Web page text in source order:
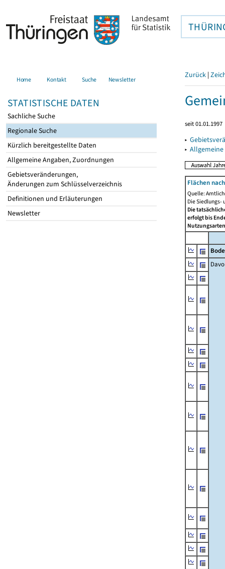
Home Kontakt Suche Newsletter
STATISTISCHE DATEN
Sachliche Suche
Regionale Suche
Kürzlich bereitgestellte Daten
Allgemeine Angaben, Zuordnungen
Gebietsveränderungen,
Änderungen zum Schlüsselverzeichnis
Definitionen und Erläuterungen
Newsletter
Zurück |
seit 01.01.1997
▸
▸
Flächen
Quelle:
Die Siedlungs-
Die
erfolgt bis